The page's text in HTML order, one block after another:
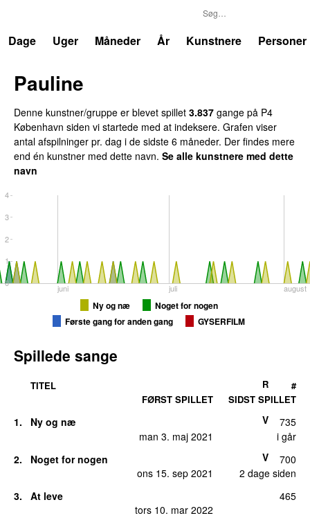
Dage
Uger Måneder År Kunstnere Personer
Pauline
Denne kunstner/gruppe er blevet spillet 3.837 gange på P4
København siden vi startede med at indeksere. Grafen viser
antal afspilninger pr. dag i de sidste 6 måneder. Der findes mere
end én kunstner med dette navn. Se alle kunstnere med dette
navn
juni juli august
0
1
2
3
4
Ny og næ
Noget for nogen
Første gang for anden gang
GYSERFILM
Spillede sange
TITEL
FØRST SPILLET
SIDST SPILLET
R #
1.
Ny og næ
man 3. maj 2021
i går
V 735
2.
Noget for nogen
ons 15. sep 2021
2 dage siden
V 700
3.
At leve
tors 10. mar 2022
465